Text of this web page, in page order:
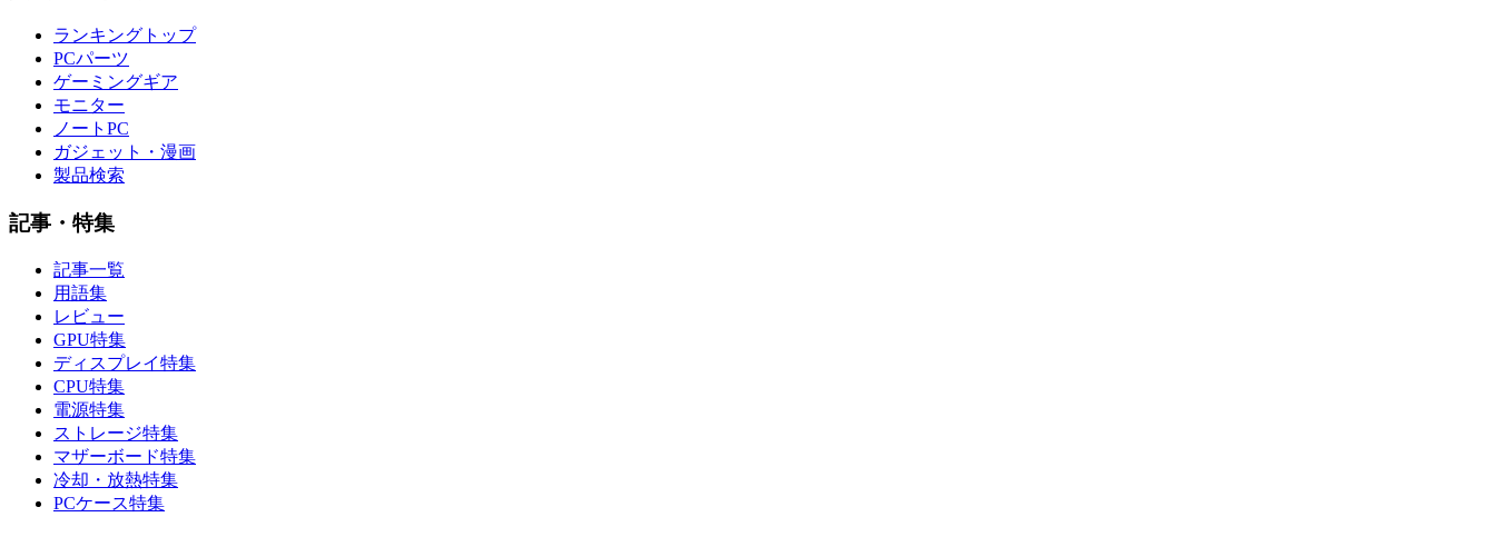
ランキングトップ
PCパーツ
ゲーミングギア
モニター
ノートPC
ガジェット・漫画
製品検索
記事・特集
記事一覧
用語集
レビュー
GPU特集
ディスプレイ特集
CPU特集
電源特集
ストレージ特集
マザーボード特集
冷却・放熱特集
PCケース特集